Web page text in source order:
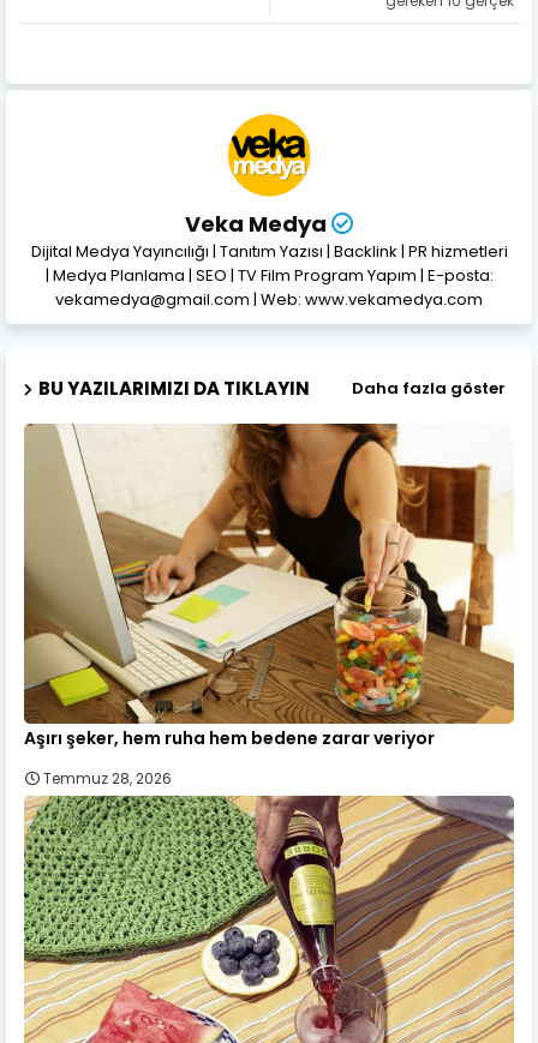
Veka Medya
Dijital Medya Yayıncılığı | Tanıtım Yazısı | Backlink | PR hizmetleri
| Medya Planlama | SEO | TV Film Program Yapım | E-posta:
vekamedya@gmail.com | Web: www.vekamedya.com
BU YAZILARIMIZI DA TIKLAYIN Daha fazla göster
Aşırı şeker, hem ruha hem bedene zarar veriyor
Temmuz 28, 2026